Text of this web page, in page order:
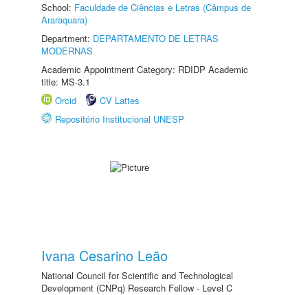
School: Faculdade de Ciências e Letras (Câmpus de
Araraquara)
Department: DEPARTAMENTO DE LETRAS
MODERNAS
Academic Appointment Category: RDIDP Academic
title: MS-3.1
Orcid
CV Lattes
Repositório Institucional UNESP
Ivana Cesarino Leão
National Council for Scientific and Technological
Development (CNPq) Research Fellow - Level C